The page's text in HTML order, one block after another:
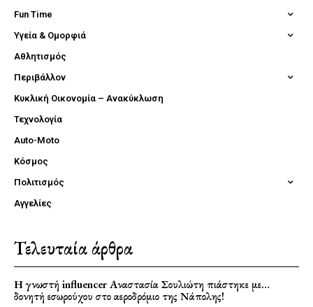
Fun Time
Υγεία & Ομορφιά
Αθλητισμός
Περιβάλλον
Κυκλική Οικονομία – Ανακύκλωση
Τεχνολογία
Auto-Moto
Κόσμος
Πολιτισμός
Αγγελίες
Τελευταία άρθρα
Η γνωστή influencer Αναστασία Σουλιώτη πιάστηκε με…
δονητή εσωρούχου στο αεροδρόμιο της Νάπολης!